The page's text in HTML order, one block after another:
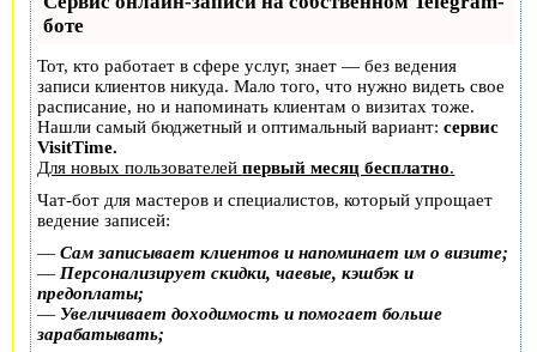
боте
Тот, кто работает в сфере услуг, знает — без ведения
записи клиентов никуда. Мало того, что нужно видеть свое
расписание, но и напоминать клиентам о визитах тоже.
Нашли самый бюджетный и оптимальный вариант:сервис
VisitTime.
Для новых пользователейпервый месяц бесплатно.
Чат-бот для мастеров и специалистов, который упрощает
ведение записей:
—Сам записывает клиентов и напоминает им о визите;
—Персонализирует скидки, чаевые, кэшбэк и
предоплаты;
— Увеличивает доходимость и помогает больше
зарабатывать;